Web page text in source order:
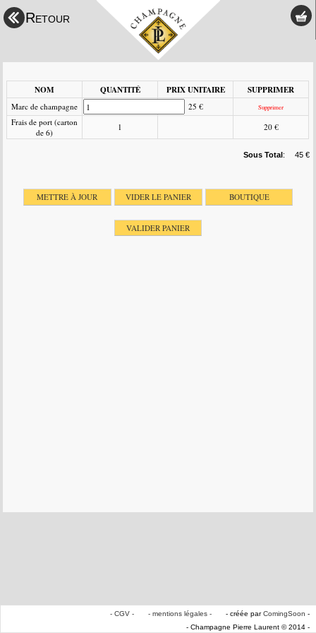
Retour
NOM QUANTITÉ PRIX UNITAIRE SUPPRIMER
Marc de champagne 25 € Supprimer
Frais de port (carton
de 6)
1 20 €
Sous Total: 45 €
METTRE À JOUR VIDER LE PANIER BOUTIQUE
VALIDER PANIER
- créée parComingSoon -
- mentions légales -
- CGV -
- Champagne Pierre Laurent © 2014 -